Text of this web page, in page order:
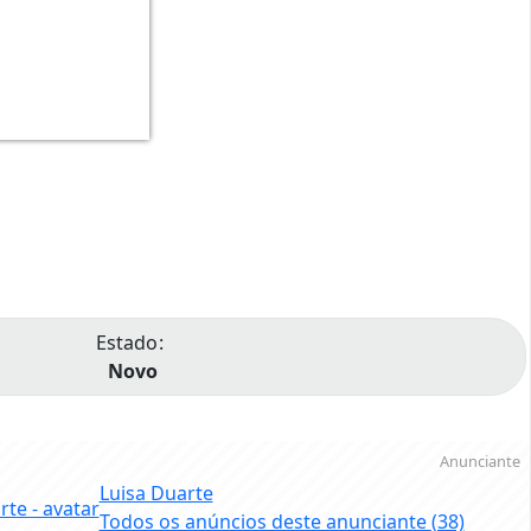
Estado
Novo
Anunciante
Luisa Duarte
Todos os anúncios deste anunciante(38)